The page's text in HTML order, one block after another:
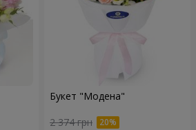
Букет "Модена"
2 374 грн